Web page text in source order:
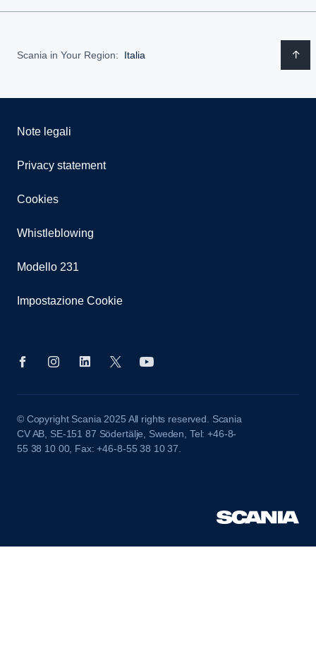
Scania in Your Region: Italia
Note legali
Privacy statement
Cookies
Whistleblowing
Modello 231
Impostazione Cookie
© Copyright Scania 2025 All rights reserved. Scania
CV AB, SE-151 87 Södertälje, Sweden, Tel: +46-8-
55 38 10 00, Fax: +46-8-55 38 10 37.